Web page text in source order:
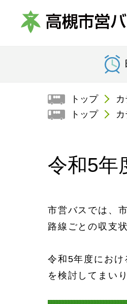
トップ
トップ
令和5年
市営バスでは、
路線ごとの収支
令和5年度にお
を検討してまい